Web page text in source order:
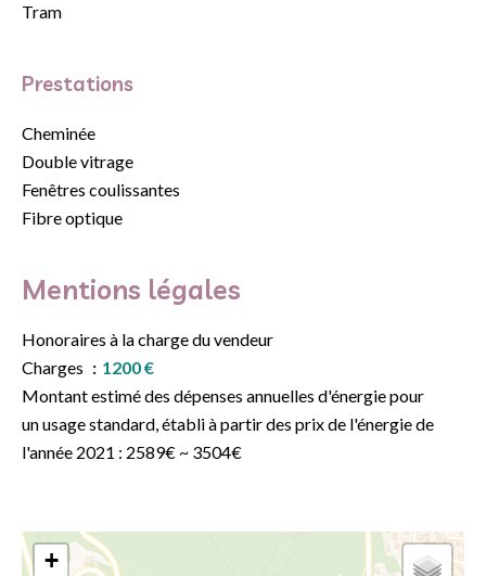
Tram
Prestations
Cheminée
Double vitrage
Fenêtres coulissantes
Fibre optique
Mentions légales
Honoraires à la charge du vendeur
Charges
1200 €
Montant estimé des dépenses annuelles d'énergie pour
un usage standard, établi à partir des prix de l'énergie de
l'année 2021 : 2589€ ~ 3504€
+